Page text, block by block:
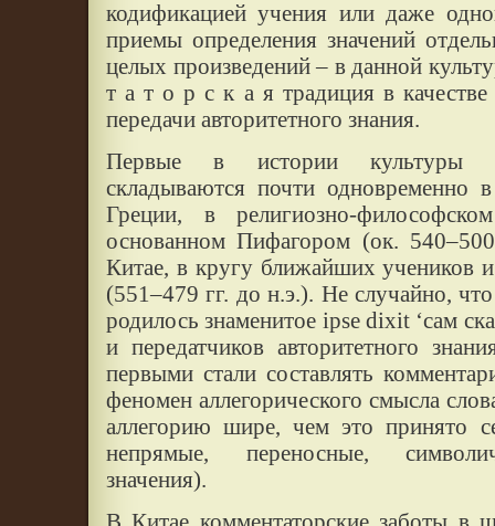
кодификацией учения или даже
приемы определения значений
целых произведений – в данной
т а т о р с к а я традиция в качестве
передачи авторитетного знания.
Первые в истории культуры
складываются почти
Греции, в религиозно-
основанном Пифагором (ок.
Китае, в кругу ближайших учеников
(551–479 гг. до н.э.). Не случайно,
родилось знаменитое ipse dixit ‘сам
и передатчиков авторитетного
первыми стали составлять
феномен аллегорического смысла
аллегорию шире, чем это принято
непрямые, переносные,
значения).